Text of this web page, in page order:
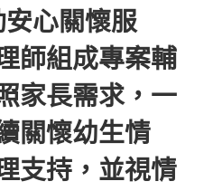
心關懷服
師組成專案輔
家長需求，一
關懷幼生情
支持，並視情